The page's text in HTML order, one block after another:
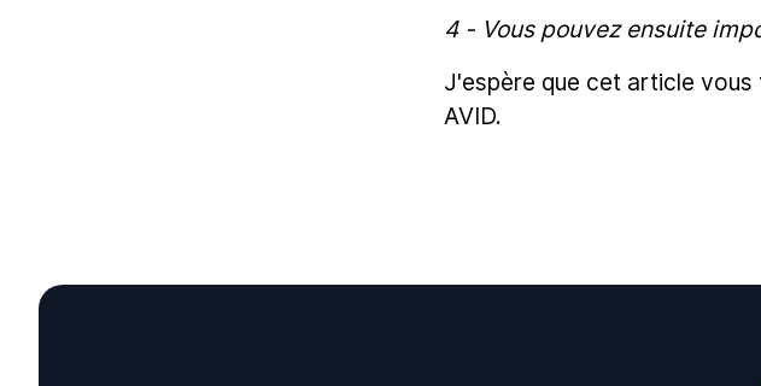
4 - Vous pouvez ensuite
J'espère que cet article
AVID.